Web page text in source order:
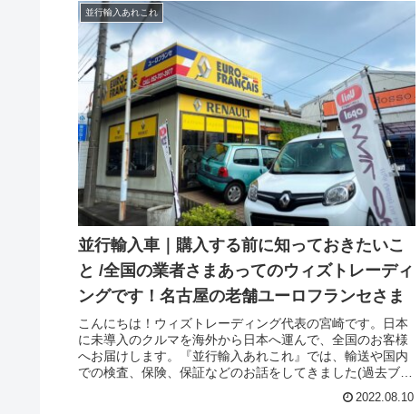
T7マルチバンと併売中のT6.1、英国仕様右ハンドルの最上
級グレードであるカラベルのエグゼクティブが横浜港へ到
着しました。早速、ガレージで各部のチェックと洗車を行
いました。都内にお住いのYさま、SWBの最上級グレード
をお探しされていました。ブラックレザーオプション付き
のフル装備です。T6.1は、ほぼ全てのタイプの導入実績の
あるウィズトレーディング(ウィズカーズ)が安心お得と、
ご依頼くださいました！
並行輸入あれこれ
並行輸入車｜購入する前に知っておきたいこ
と /全国の業者さまあってのウィズトレーディ
ングです！名古屋の老舗ユーロフランセさま
こんにちは！ウィズトレーディング代表の宮崎です。日本
に未導入のクルマを海外から日本へ運んで、全国のお客様
へお届けします。『並行輸入あれこれ』では、輸送や国内
での検査、保険、保証などのお話をしてきました(過去ブロ
グ参照)。今回は並行輸入車｜購入する前に知っておきたい
こと /全国の業者さまあってのウィズトレーディングです！
2022.08.10